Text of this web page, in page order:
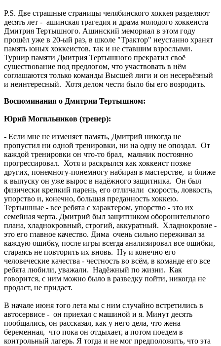
P.S. Две страшные страницы челябинского хоккея разделяют
десять лет - ашинская трагедия и драма молодого хоккеиста
Дмитрия Тертышного. Ашинский мемориал в этом году
прошёл уже в 20-ый раз, в школе "Трактор" неустанно хранят
память юных хоккеистов, так и не ставшим взрослыми.
Турнир памяти Дмитрия Тертышного прекратил своё
существование под предлогом, что участвовать в нём
соглашаются только команды Высшей лиги и он несерьёзный
и неинтересный. Хотя делом чести было бы его возродить.
Воспоминания о Дмитрии Тертышном:
Юрий Могильников (тренер):
- Если мне не изменяет память, Дмитрий никогда не
пропустил ни одной тренировки, ни на одну не опоздал. От
каждой тренировки он что-то брал, мальчик постоянно
прогрессировал. Хотя и раскрылся как хоккеист позже
других, понемногу-понемногу набирая в мастерстве, и ближе
к выпуску он уже вырос в надёжного защитника. Он был
физически крепкий парень, его отличали скорость, ловкость,
упорство и, конечно, большая преданность хоккею.
Тертышные - все ребята с характером, упорство - это их
семейная черта. Дмитрий был защитником оборонительного
плана, хладнокровный, строгий, аккуратный. Хладнокровие -
это его главное качество. Дима очень сильно переживал за
каждую ошибку, после игры всегда анализировал все ошибки,
стараясь не повторить их вновь. Ну и конечно его
человеческие качества - честность во всём, в команде его все
ребята любили, уважали. Надёжный по жизни. Как
говорится, с ним можно было в разведку пойти, никогда не
продаст, не придаст.
В начале июня того лета мы с ним случайно встретились в
автосервисе - он приехал с машиной и я. Минут десять
пообщались, он рассказал, как у него дела, что жена
беременная, что пока он отдыхает, а потом поедем в
контрольный лагерь. Я тогда и не мог предположить, что эта